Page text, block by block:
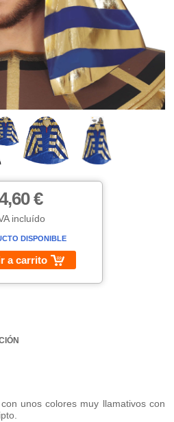
€
incluído
DISPONIBLE
a carrito
unos colores muy llamativos con